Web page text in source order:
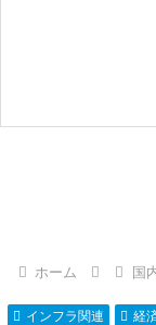
ホーム 国
インフラ関連 経